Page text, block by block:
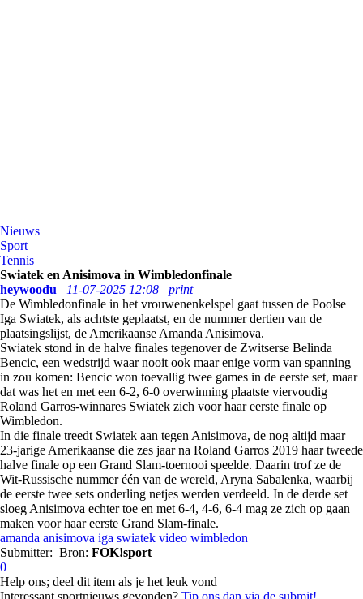
Nieuws
Sport
Tennis
Swiatek en Anisimova in Wimbledonfinale
heywoodu
11-07-2025 12:08
print
De Wimbledonfinale in het vrouwenenkelspel gaat tussen de Poolse
Iga Swiatek, als achtste geplaatst, en de nummer dertien van de
plaatsingslijst, de Amerikaanse Amanda Anisimova.
Swiatek stond in de halve finales tegenover de Zwitserse Belinda
Bencic, een wedstrijd waar nooit ook maar enige vorm van spanning
in zou komen: Bencic won toevallig twee games in de eerste set, maar
dat was het en met een 6-2, 6-0 overwinning plaatste viervoudig
Roland Garros-winnares Swiatek zich voor haar eerste finale op
Wimbledon.
In die finale treedt Swiatek aan tegen Anisimova, de nog altijd maar
23-jarige Amerikaanse die zes jaar na Roland Garros 2019 haar tweede
halve finale op een Grand Slam-toernooi speelde. Daarin trof ze de
Wit-Russische nummer één van de wereld, Aryna Sabalenka, waarbij
de eerste twee sets onderling netjes werden verdeeld. In de derde set
sloeg Anisimova echter toe en met 6-4, 4-6, 6-4 mag ze zich op gaan
maken voor haar eerste Grand Slam-finale.
amanda anisimova iga swiatek video wimbledon
Submitter: Bron: FOK!sport
0
Help ons; deel dit item als je het leuk vond
Interessant sportnieuws gevonden? Tip ons dan via de submit!